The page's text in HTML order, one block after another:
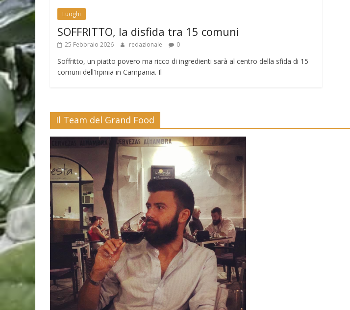
Luoghi
SOFFRITTO, la disfida tra 15 comuni
25 Febbraio 2026 redazionale 0
Soffritto, un piatto povero ma ricco di ingredienti sarà al centro della sfida di 15
comuni dell’Irpinia in Campania. Il
Il Team del Grand Food